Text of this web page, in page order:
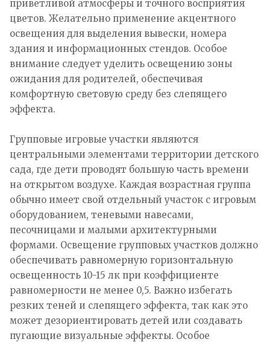
приветливой атмосферы и точного восприятия
цветов. Желательно применение акцентного
освещения для выделения вывески, номера
здания и информационных стендов. Особое
внимание следует уделить освещению зоны
ожидания для родителей, обеспечивая
комфортную световую среду без слепящего
эффекта.
Групповые игровые участки являются
центральными элементами территории детского
сада, где дети проводят большую часть времени
на открытом воздухе. Каждая возрастная группа
обычно имеет свой отдельный участок с игровым
оборудованием, теневыми навесами,
песочницами и малыми архитектурными
формами. Освещение групповых участков должно
обеспечивать равномерную горизонтальную
освещенность 10-15 лк при коэффициенте
равномерности не менее 0,5. Важно избегать
резких теней и слепящего эффекта, так как это
может дезориентировать детей или создавать
пугающие визуальные эффекты. Особое